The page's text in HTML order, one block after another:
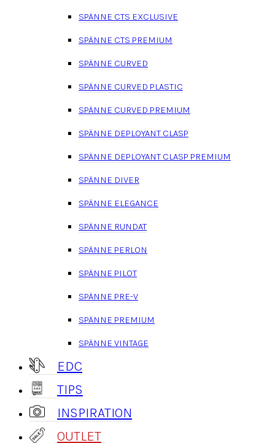
SPÄNNE CTS EXCLUSIVE
SPÄNNE CTS PREMIUM
SPÄNNE CURVED
SPÄNNE CURVED PLASTIC
SPÄNNE CURVED PREMIUM
SPÄNNE DEPLOYANT CLASP
SPÄNNE DEPLOYANT CLASP PREMIUM
SPÄNNE DIVER
SPÄNNE ELEGANCE
SPÄNNE RUNDAT
SPÄNNE PERLON
SPÄNNE PILOT
SPÄNNE PRE-V
SPÄNNE PREMIUM
SPÄNNE VINTAGE
EDC
TIPS
INSPIRATION
OUTLET